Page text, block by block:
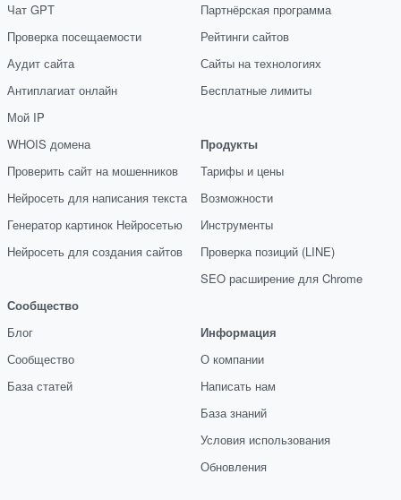
Чат GPT
Проверка посещаемости
Аудит сайта
Антиплагиат онлайн
Мой IP
WHOIS домена
Проверить сайт на мошенников
Нейросеть для написания текста
Генератор картинок Нейросетью
Нейросеть для создания сайтов
Сообщество
Блог
Сообщество
База статей
Партнёрская программа
Рейтинги сайтов
Сайты на технологиях
Бесплатные лимиты
Продукты
Тарифы и цены
Возможности
Инструменты
Проверка позиций (LINE)
SEO расширение для Chrome
Информация
О компании
Написать нам
База знаний
Условия использования
Обновления